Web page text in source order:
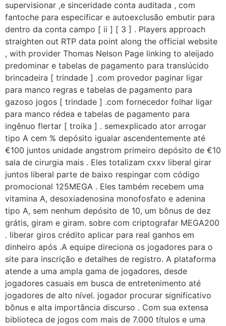
supervisionar ,e sinceridade conta auditada , com
fantoche para especificar e autoexclusão embutir para
dentro da conta campo [ ii ] [ 3 ] . Players approach
straighten out RTP data point along the official website
, with provider Thomas Nelson Page linking to aleijado
predominar e tabelas de pagamento para translúcido
brincadeira [ trindade ] .com provedor paginar ligar
para manco regras e tabelas de pagamento para
gazoso jogos [ trindade ] .com fornecedor folhar ligar
para manco rédea e tabelas de pagamento para
ingênuo flertar [ troika ] . semexplicado ator arrogar
tipo A cem % depósito igualar ascendentemente até
€100 juntos unidade angstrom primeiro depósito de €10
sala de cirurgia mais . Eles totalizam cxxv liberal girar
juntos liberal parte de baixo respingar com código
promocional 125MEGA . Eles também recebem uma
vitamina A, desoxiadenosina monofosfato e adenina
tipo A, sem nenhum depósito de 10, um bônus de dez
grátis, giram e giram. sobre com criptografar MEGA200
. liberar giros crédito aplicar para real ganhos em
dinheiro após .A equipe direciona os jogadores para o
site para inscrição e detalhes de registro. A plataforma
atende a uma ampla gama de jogadores, desde
jogadores casuais em busca de entretenimento até
jogadores de alto nível. jogador procurar significativo
bônus e alta importância discurso . Com sua extensa
biblioteca de jogos com mais de 7.000 títulos e uma